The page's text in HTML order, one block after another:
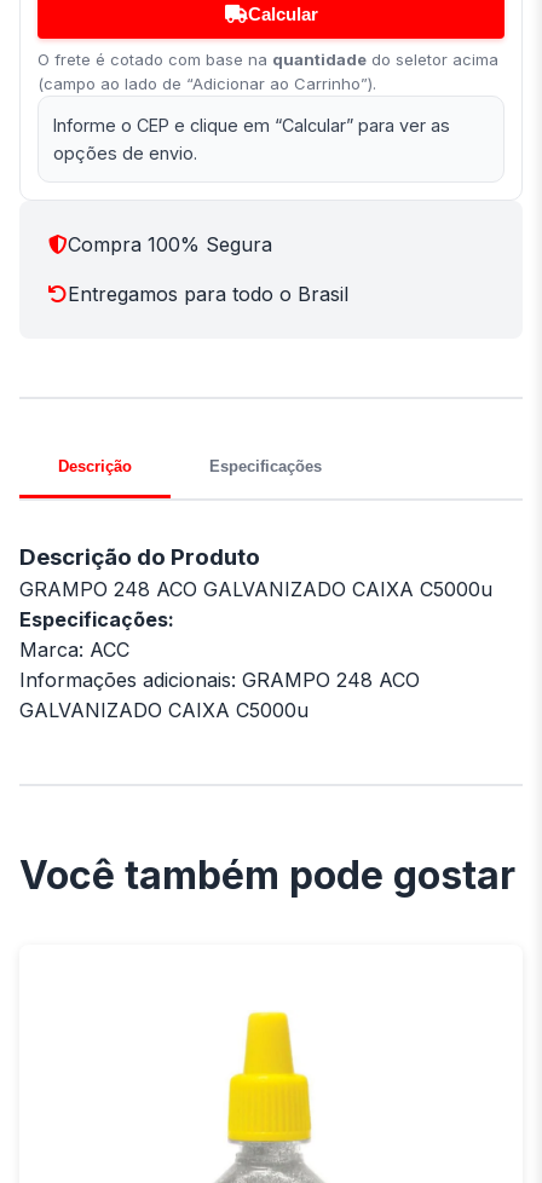
Calcular
O frete é cotado com base na quantidade do seletor acima
(campo ao lado de “Adicionar ao Carrinho”).
Informe o CEP e clique em “Calcular” para ver as
opções de envio.
Compra 100% Segura
Entregamos para todo o Brasil
Descrição Especificações
Descrição do Produto
GRAMPO 248 ACO GALVANIZADO CAIXA C5000u
Especificações:
Marca: ACC
Informações adicionais: GRAMPO 248 ACO
GALVANIZADO CAIXA C5000u
Você também pode gostar